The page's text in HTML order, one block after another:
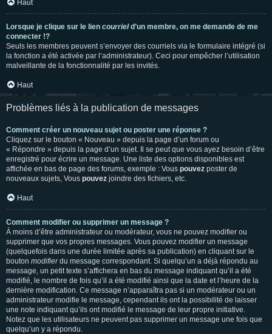
Haut
Lorsque je clique sur le lien courrield’un membre, on me demande de me
connecter !?
Seuls les membres peuvent s’envoyer des courriels via le formulaire intégré (si
la fonction a été activée par l’administrateur). Ceci pour empêcher l’utilisation
malveillante de la fonctionnalité par les invités.
Haut
Problèmes liés à la publication de messages
Comment créer un nouveau sujet ou poster une réponse ?
Cliquez sur le bouton « Nouveau » depuis la page d’un forum ou
« Répondre » depuis la page d’un sujet. Il se peut que vous ayez besoin d’être
enregistré pour écrire un message. Une liste des options disponibles est
affichée en bas de page des forums, exemple : Vous pouvez poster de
nouveaux sujets, Vous pouvez joindre des fichiers, etc.
Haut
Comment modifier ou supprimer un message ?
À moins d’être administrateur ou modérateur, vous ne pouvez modifier ou
supprimer que vos propres messages. Vous pouvez modifier un message
(quelquefois dans une durée limitée après sa publication) en cliquant sur le
bouton modifierdu message correspondant. Si quelqu’un a déjà répondu au
message, un petit texte s’affichera en bas du message indiquant qu’il a été
modifié, le nombre de fois qu’il a été modifié ainsi que la date et l’heure de la
dernière modification. Ce message n’apparaîtra pas si un modérateur ou un
administrateur modifie le message, cependant ils ont la possibilité de laisser
une note indiquant qu’ils ont modifié le message de leur propre initiative.
Notez que les utilisateurs ne peuvent pas supprimer un message une fois que
quelqu’un y a répondu.